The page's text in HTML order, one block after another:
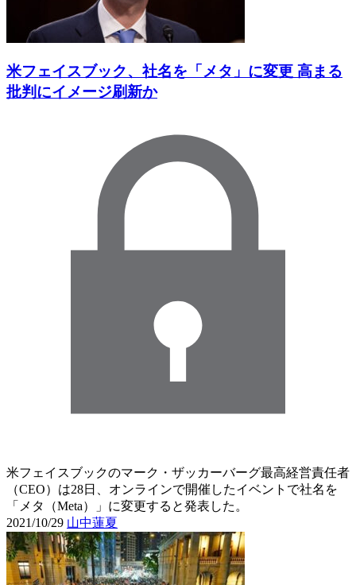
米フェイスブック、社名を「メタ」に変更 高まる
批判にイメージ刷新か
米フェイスブックのマーク・ザッカーバーグ最高経営責任者
（CEO）は28日、オンラインで開催したイベントで社名を
「メタ（Meta）」に変更すると発表した。
2021/10/29 山中蓮夏